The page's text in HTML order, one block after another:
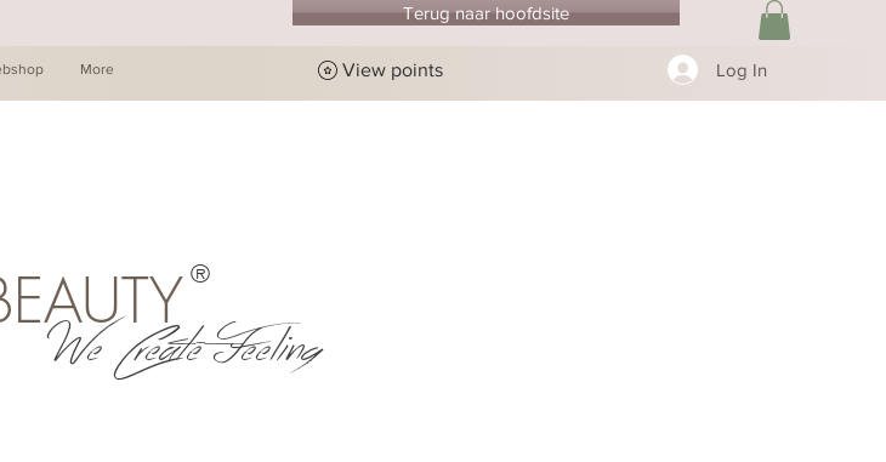
Terug naar hoofdsite
More View points Log In
®
We Create Feeling